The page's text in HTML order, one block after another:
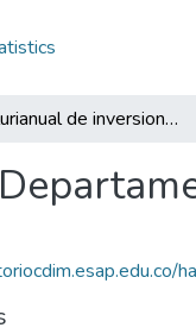
Plan Plurianual de inversiones Departamento de Tolima 2011 - 2014